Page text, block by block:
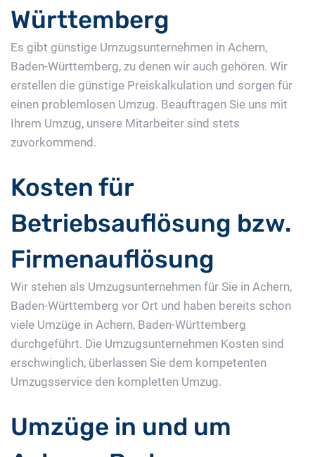
Württemberg
Es gibt günstige Umzugsunternehmen in Achern,
Baden-Württemberg, zu denen wir auch gehören. Wir
erstellen die günstige Preiskalkulation und sorgen für
einen problemlosen Umzug. Beauftragen Sie uns mit
Ihrem Umzug, unsere Mitarbeiter sind stets
zuvorkommend.
Kosten für
Betriebsauflösung bzw.
Firmenauflösung
Wir stehen als Umzugsunternehmen für Sie in Achern,
Baden-Württemberg vor Ort und haben bereits schon
viele Umzüge in Achern, Baden-Württemberg
durchgeführt. Die Umzugsunternehmen Kosten sind
erschwinglich, überlassen Sie dem kompetenten
Umzugsservice den kompletten Umzug.
Umzüge in und um